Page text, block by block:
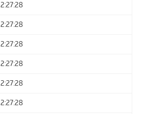
2:27:28
2:27:28
2:27:28
2:27:28
2:27:28
2:27:28